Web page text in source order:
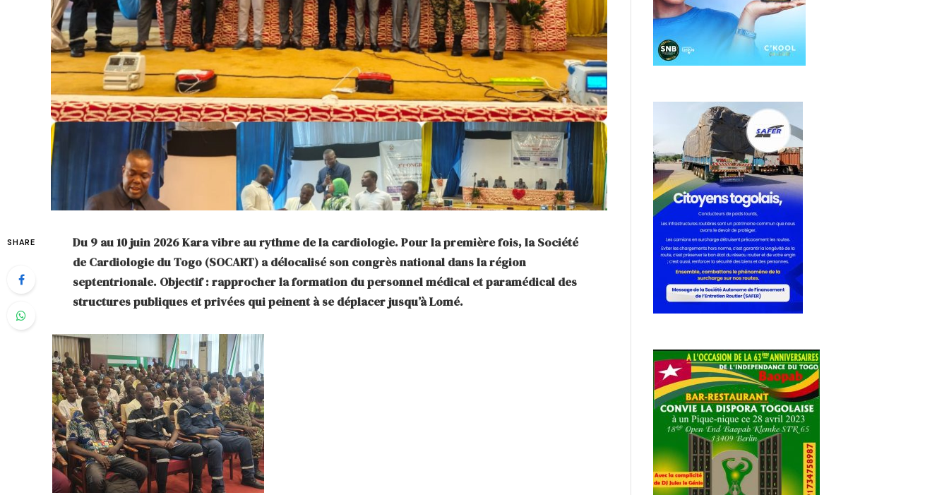
SHARE
Du 9 au 10 juin 2026 Kara vibre au rythme de la cardiologie. Pour la première fois, la Société
de Cardiologie du Togo (SOCART) a délocalisé son congrès national dans la région
septentrionale. Objectif : rapprocher la formation du personnel médical et paramédical des
structures publiques et privées qui peinent à se déplacer jusqu’à Lomé.